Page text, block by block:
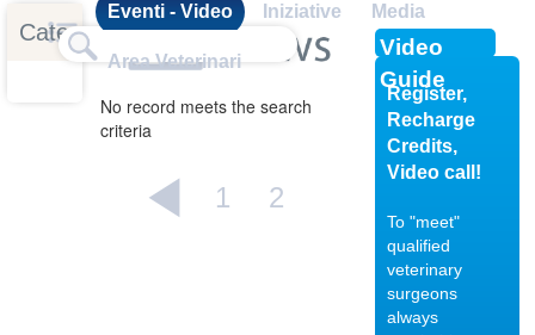
Eventi - Video Iniziative Media
Area Veterinari
Categorie
No record meets the search
criteria
1 2
Video
Guide
Register,
Recharge
Credits,
Video call!
To "meet"
qualified
veterinary
surgeons
always